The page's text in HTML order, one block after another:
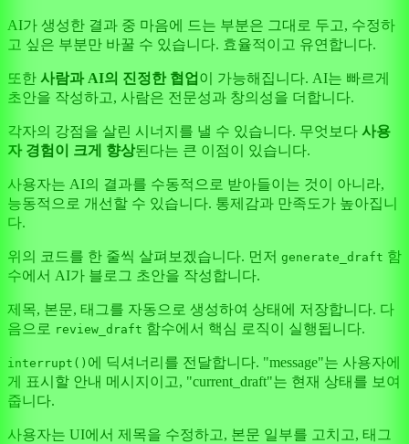
AI가 생성한 결과 중 마음에 드는 부분은 그대로 두고, 수정하
고 싶은 부분만 바꿀 수 있습니다. 효율적이고 유연합니다.
또한 사람과 AI의 진정한 협업 이 가능해집니다. AI는 빠르게
초안을 작성하고, 사람은 전문성과 창의성을 더합니다.
각자의 강점을 살린 시너지를 낼 수 있습니다. 무엇보다 사용
자 경험이 크게 향상된다는 큰 이점이 있습니다.
사용자는 AI의 결과를 수동적으로 받아들이는 것이 아니라,
능동적으로 개선할 수 있습니다. 통제감과 만족도가 높아집니
다.
위의 코드를 한 줄씩 살펴보겠습니다. 먼저 generate_draft 함
수에서 AI가 블로그 초안을 작성합니다.
제목, 본문, 태그를 자동으로 생성하여 상태에 저장합니다. 다
음으로 review_draft 함수에서 핵심 로직이 실행됩니다.
interrupt() 에 딕셔너리를 전달합니다. "message"는 사용자에
게 표시할 안내 메시지이고, "current_draft"는 현재 상태를 보여
줍니다.
사용자는 UI에서 제목을 수정하고, 본문 일부를 고치고, 태그